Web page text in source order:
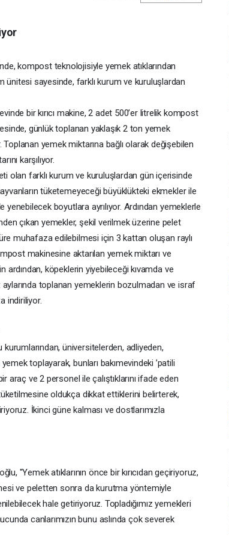
kompost teknolojisiyle yemek atıklarından
ünitesi sayesinde, farklı kurum ve kuruluşlardan
bir kırıcı makine, 2 adet 500’er litrelik kompost
günlük toplanan yaklaşık 2 ton yemek
yemek miktarına bağlı olarak değişebilen
karşılıyor.
olan farklı kurum ve kuruluşlardan gün içerisinde
tüketemeyeceği büyüklükteki ekmekler ile
yenebilecek boyutlara ayrılıyor. Ardından yemeklerle
çıkan yemekler, şekil verilmek üzerine pelet
muhafaza edilebilmesi için 3 kattan oluşan raylı
makinesine aktarılan yemek miktarı ve
ardından, köpeklerin yiyebileceği kıvamda ve
toplanan yemeklerin bozulmadan ve israf
indiriliyor.
üniversitelerden, adliyeden,
toplayarak, bunları bakımevindeki ’patili
araç ve 2 personel ile çalıştıklarını ifade eden
oldukça dikkat ettiklerini belirterek,
İkinci güne kalması ve dostlarımızla
"Yemek atıklarının önce bir kırıcıdan geçiriyoruz,
ve peletten sonra da kurutma yöntemiyle
hale getiriyoruz. Topladığımız yemekleri
canlarımızın bunu aslında çok severek